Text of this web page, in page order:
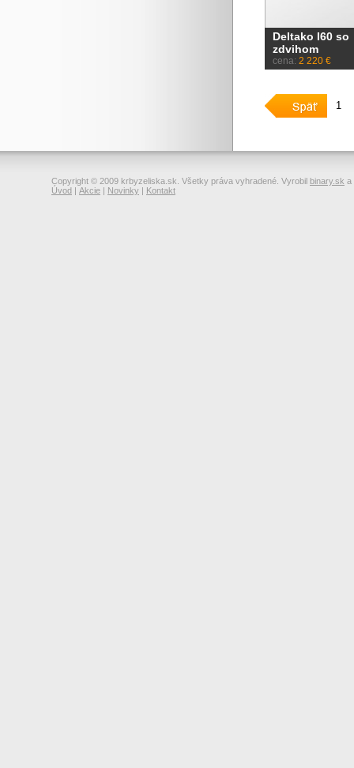
Deltako I60 so
zdvihom
cena: 2 220 €
1
Copyright © 2009 krbyzeliska.sk. Všetky práva vyhradené. Vyrobil binary.sk a
Úvod | Akcie | Novinky | Kontakt